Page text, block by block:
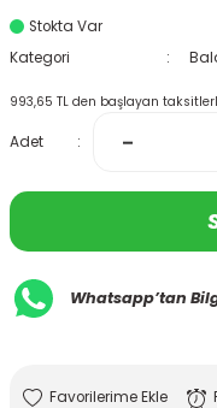
Stokta Var
Kategori
993,65 TL den başlayan
Adet
Whatsapp’tan